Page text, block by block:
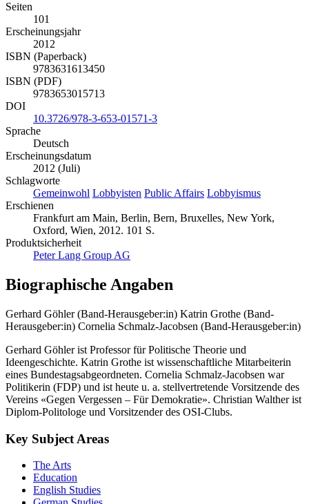
Seiten
101
Erscheinungsjahr
2012
ISBN (Paperback)
9783631613450
ISBN (PDF)
9783653015713
DOI
10.3726/978-3-653-01571-3
Sprache
Deutsch
Erscheinungsdatum
2012 (Juli)
Schlagworte
Gemeinwohl Lobbyisten Public Affairs Lobbyismus
Erschienen
Frankfurt am Main, Berlin, Bern, Bruxelles, New York,
Oxford, Wien, 2012. 101 S.
Produktsicherheit
Peter Lang Group AG
Biographische Angaben
Gerhard Göhler (Band-Herausgeber:in) Katrin Grothe (Band-
Herausgeber:in) Cornelia Schmalz-Jacobsen (Band-Herausgeber:in)
Gerhard Göhler ist Professor für Politische Theorie und
Ideengeschichte. Katrin Grothe ist wissenschaftliche Mitarbeiterin
eines Bundestagsabgeordneten. Cornelia Schmalz-Jacobsen war
Politikerin (FDP) und ist heute u. a. stellvertretende Vorsitzende des
Vereins «Gegen Vergessen – Für Demokratie». Christian Walther ist
Diplom-Politologe und Vorsitzender des OSI-Clubs.
Key Subject Areas
The Arts
Education
English Studies